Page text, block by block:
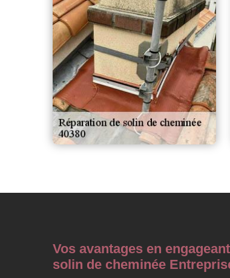
Vos avantages en
solin de cheminée